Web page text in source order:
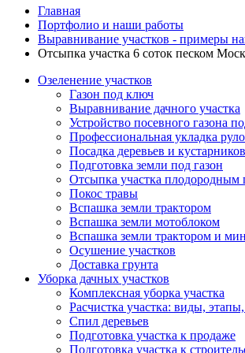
Главная
Портфолио и наши работы
Выравнивание участков - примеры
Отсыпка участка 6 соток песком
Озеленение участков
Газон под ключ
Выравнивание дачного участка
Устройство посевного газона
Профессиональная укладка
Посадка деревьев и кустарников
Подготовка земли под газон
Отсыпка участка плодородным
Покос травы
Вспашка земли трактором
Вспашка земли мотоблоком
Вспашка земли трактором и
Осушение участков
Доставка грунта
Уборка дачных участков
Комплексная уборка участка
Расчистка участка: виды,
Спил деревьев
Подготовка участка к продаже
Подготовка участка к